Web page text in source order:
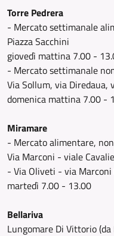
Torre Pedrera
- Mercato settimanale
Piazza Sacchini
giovedì mattina 7.00 -
- Mercato settimanale
Via Sollum, via Diredaua,
domenica mattina 7.00 -
Miramare
- Mercato alimentare,
Via Marconi - viale
- Via Oliveti - via
martedì 7.00 - 13.00
Bellariva
Lungomare Di Vittorio (da